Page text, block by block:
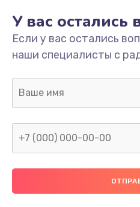
У вас остались
Если у вас остались
наши специалисты с